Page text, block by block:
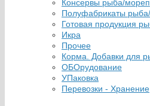
Консервы рыба/
Полуфабрикаты
Готовая продукция
Икра
Прочее
Корма. Добавки для
ОБОрудование
УПаковка
Перевозки - Хранение